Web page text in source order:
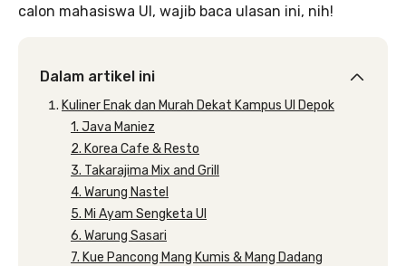
calon mahasiswa UI, wajib baca ulasan ini, nih!
Dalam artikel ini
Kuliner Enak dan Murah Dekat Kampus UI Depok
1. Java Maniez
2. Korea Cafe & Resto
3. Takarajima Mix and Grill
4. Warung Nastel
5. Mi Ayam Sengketa UI
6. Warung Sasari
7. Kue Pancong Mang Kumis & Mang Dadang